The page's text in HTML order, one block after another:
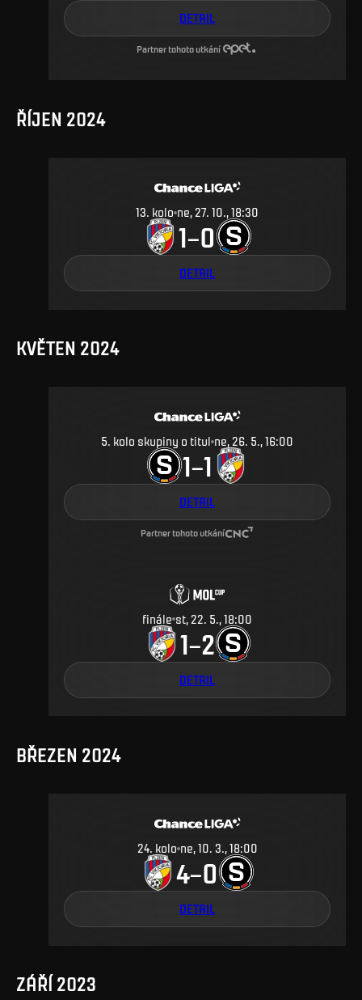
DETAIL
Partner tohoto utkání
ŘÍJEN 2024
13. kolo ne, 27. 10., 18:30
1–0
DETAIL
KVĚTEN 2024
5. kolo skupiny o titul ne, 26. 5., 16:00
1–1
DETAIL
Partner tohoto utkání
finále st, 22. 5., 18:00
1–2
DETAIL
BŘEZEN 2024
24. kolo ne, 10. 3., 18:00
4–0
DETAIL
ZÁŘÍ 2023